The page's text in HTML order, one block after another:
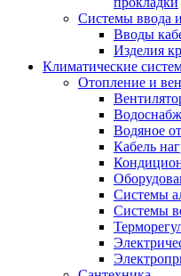
Системы ввода
Вводы
Изделия
Климатические
Отопление и
Водяное
Кабель
Системы
Системы